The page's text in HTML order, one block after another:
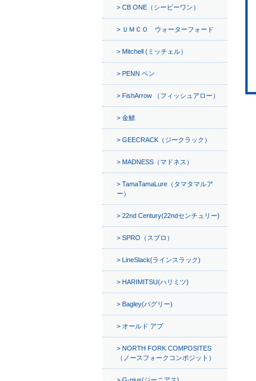
CB ONE（シービーワン）
ＵＭＣＯ ウォーターフォード
Mitchell (ミッチェル）
PENN ペン
FishArrow （フィッシュアロー）
金鯱
GEECRACK（ジークラック）
MADNESS（マドネス）
TamaTamaLure（タマタマルア
ー）
22nd Century(22ndセンチュリー)
SPRO（スプロ）
LineSlack(ラインスラック)
HARIMITSU(ハリミツ)
Bagley(バグリー)
オールド アブ
NORTH FORK COMPOSITES
（ノースフォークコンポジット）